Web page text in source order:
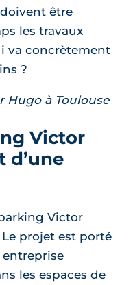
être
les travaux
va concrètement
?
Hugo à Toulouse
Victor
d’une
Victor
projet est porté
entreprise
les espaces de